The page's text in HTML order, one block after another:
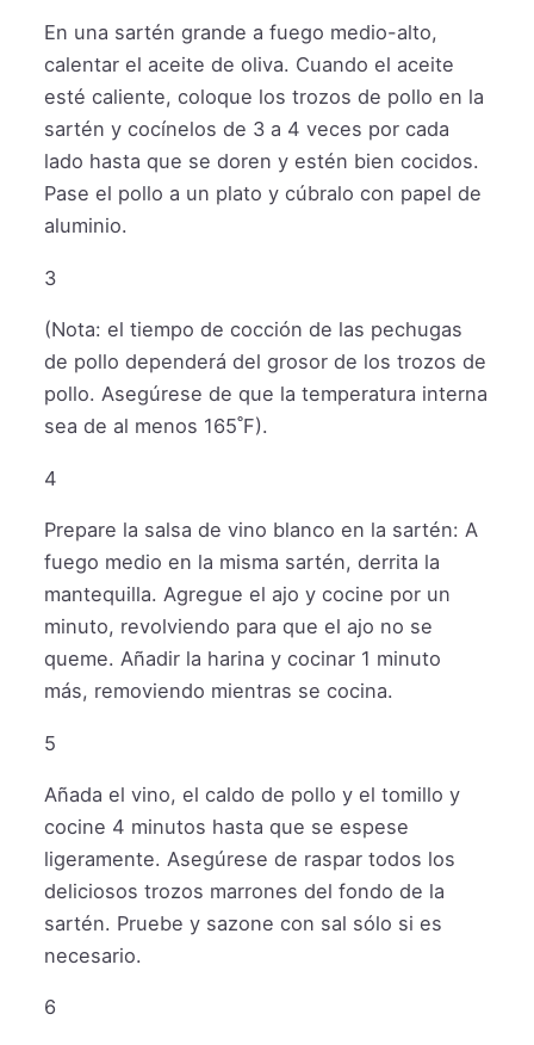
En una sartén grande a fuego medio-alto,
calentar el aceite de oliva. Cuando el aceite
esté caliente, coloque los trozos de pollo en la
sartén y cocínelos de 3 a 4 veces por cada
lado hasta que se doren y estén bien cocidos.
Pase el pollo a un plato y cúbralo con papel de
aluminio.
3
(Nota: el tiempo de cocción de las pechugas
de pollo dependerá del grosor de los trozos de
pollo. Asegúrese de que la temperatura interna
sea de al menos 165˚F).
4
Prepare la salsa de vino blanco en la sartén: A
fuego medio en la misma sartén, derrita la
mantequilla. Agregue el ajo y cocine por un
minuto, revolviendo para que el ajo no se
queme. Añadir la harina y cocinar 1 minuto
más, removiendo mientras se cocina.
5
Añada el vino, el caldo de pollo y el tomillo y
cocine 4 minutos hasta que se espese
ligeramente. Asegúrese de raspar todos los
deliciosos trozos marrones del fondo de la
sartén. Pruebe y sazone con sal sólo si es
necesario.
6